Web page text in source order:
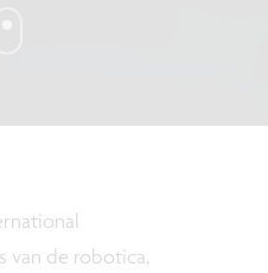
van de robotica,